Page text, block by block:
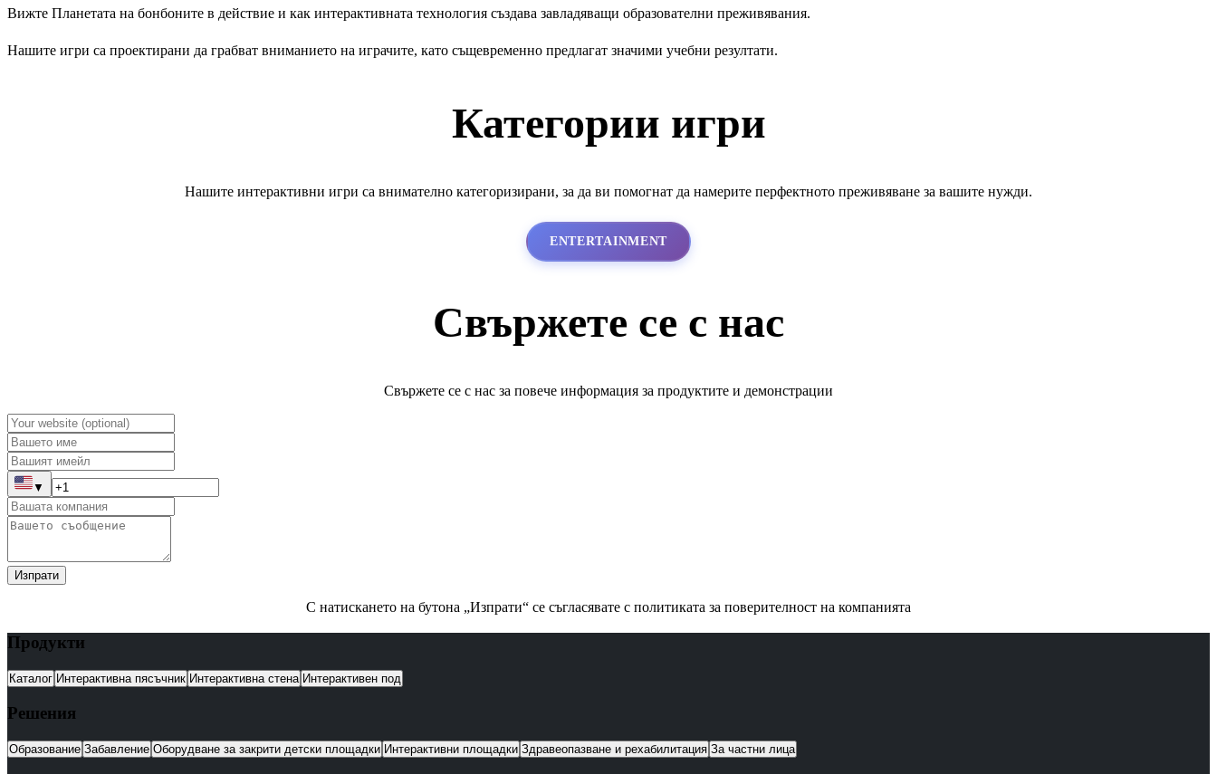
Вижте Планетата на бонбоните в действие и как интерактивната технология създава завладяващи образователни преживявания.
Нашите игри са проектирани да грабват вниманието на играчите, като същевременно предлагат значими учебни резултати.
Категории игри
Нашите интерактивни игри са внимателно категоризирани, за да ви помогнат да намерите перфектното преживяване за вашите нужди.
ENTERTAINMENT
Свържете се с нас
Свържете се с нас за повече информация за продуктите и демонстрации
▼
Изпрати
С натискането на бутона „Изпрати“ се съгласявате с политиката за поверителност на компанията
Продукти
Каталог Интерактивна пясъчник Интерактивна стена Интерактивен под
Решения
Образование Забавление Оборудване за закрити детски площадки Интерактивни площадки Здравеопазване и рехабилитация За частни лица